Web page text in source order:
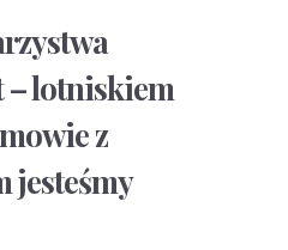
– lotniskiem
z
jesteśmy